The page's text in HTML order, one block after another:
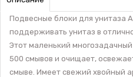
Подвесные блоки для унитаза
поддерживать унитаз в
Этот маленький
500 смывов и очищает,
смыве. Имеет свежий хвойный